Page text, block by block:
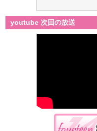
youtube 次回の放送